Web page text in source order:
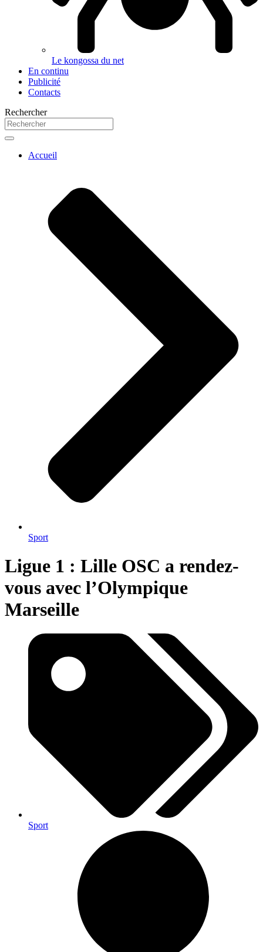
Le kongossa du net
En continu
Publicité
Contacts
Rechercher
Accueil
Sport
Ligue 1 : Lille OSC a rendez-
vous avec l’Olympique
Marseille
Sport